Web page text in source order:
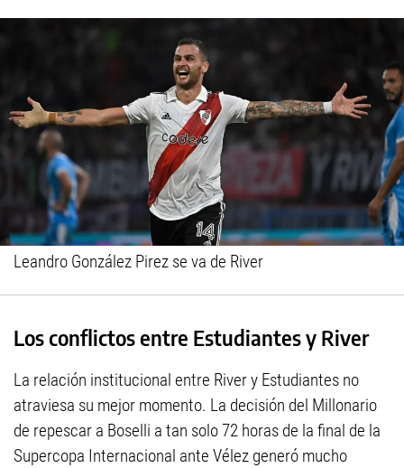
Leandro González Pirez se va de River
Los conflictos entre Estudiantes y River
La relación institucional entre River y Estudiantes no
atraviesa su mejor momento. La decisión del Millonario
de repescar a Boselli a tan solo 72 horas de la final de la
Supercopa Internacional ante Vélez generó mucho